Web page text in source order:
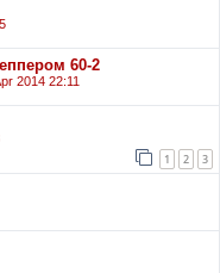
60-2
2014 22:11
1 2 3